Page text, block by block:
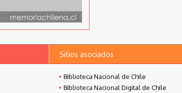
Sitios asociados
Biblioteca Nacional de Chile
Biblioteca Nacional Digital de Chile